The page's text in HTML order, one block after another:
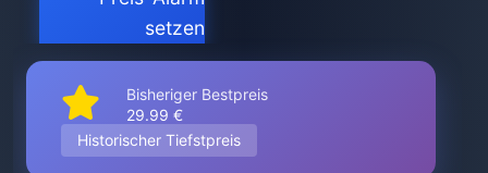
setzen
Bisheriger Bestpreis
29.99 €
Historischer Tiefstpreis